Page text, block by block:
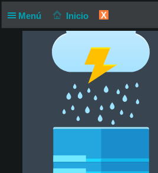
Menú Inicio X